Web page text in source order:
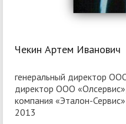
Чекин Артем Иванович
генеральный директор
директор ООО
компания «Эталон-Сервис»
2013